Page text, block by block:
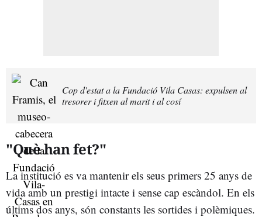
Cop d'estat a la Fundació Vila Casas: expulsen al
tresorer i fitxen al marit i al cosí
"Què han fet?"
La institució es va mantenir els seus primers 25 anys de
vida amb un prestigi intacte i sense cap escàndol. En els
últims dos anys, són constants les sortides i polèmiques.